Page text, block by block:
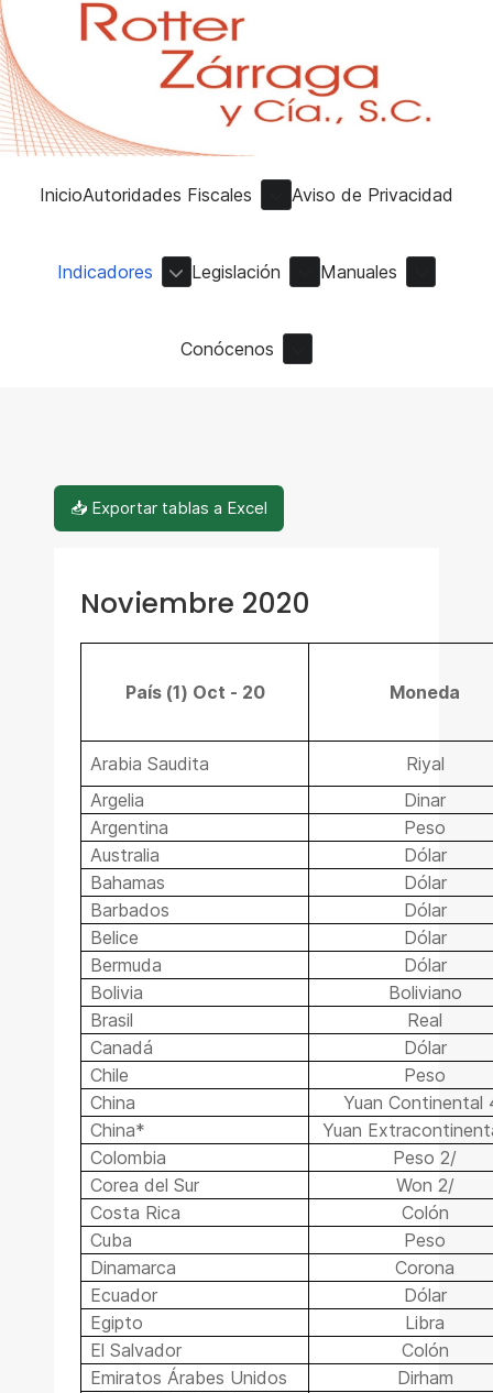
InicioAutoridades Fiscales Aviso de Privacidad
Indicadores Legislación Manuales
Conócenos
📥 Exportar tablas a Excel
Noviembre 2020
País (1) Oct - 20 Moneda
Arabia Saudita
Riyal
Argelia
Dinar
Argentina
Peso
Australia
Dólar
Bahamas
Dólar
Barbados
Dólar
Belice
Dólar
Bermuda
Dólar
Bolivia
Boliviano
Brasil
Real
Canadá
Dólar
Chile
Peso
China
Yuan Continental
China*
Yuan
Colombia
Peso 2/
Corea del Sur
Won 2/
Costa Rica
Colón
Cuba
Peso
Dinamarca
Corona
Ecuador
Dólar
Egipto
Libra
El Salvador
Colón
Emiratos Árabes Unidos
Dirham